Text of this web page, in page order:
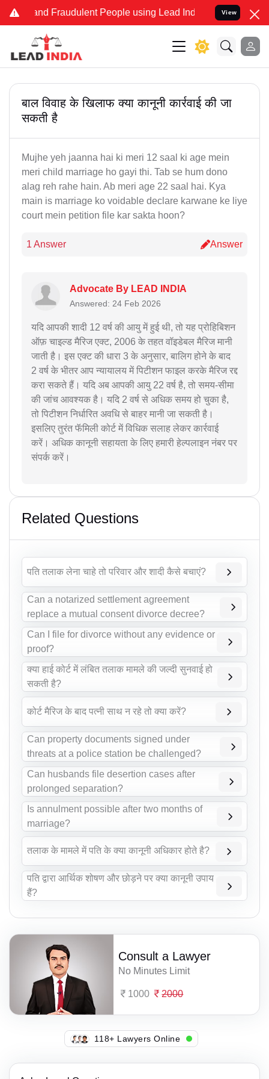
and Fraudulent People using Lead India name to Resolve
View
बाल विवाह के खिलाफ क्या कानूनी कार्रवाई की जा
सकती है
Mujhe yeh jaanna hai ki meri 12 saal ki age mein
meri child marriage ho gayi thi. Tab se hum dono
alag reh rahe hain. Ab meri age 22 saal hai. Kya
main is marriage ko voidable declare karwane ke liye
court mein petition file kar sakta hoon?
1 Answer Answer
Advocate By LEAD INDIA
Answered: 24 Feb 2026
यदि आपकी शादी 12 वर्ष की आयु में हुई थी, तो यह प्रोहिबिशन
ऑफ़ चाइल्ड मैरिज एक्ट, 2006 के तहत वॉइडेबल मैरिज मानी
जाती है। इस एक्ट की धारा 3 के अनुसार, बालिग होने के बाद
2 वर्ष के भीतर आप न्यायालय में पिटीशन फाइल करके मैरिज रद्द
करा सकते हैं। यदि अब आपकी आयु 22 वर्ष है, तो समय-सीमा
की जांच आवश्यक है। यदि 2 वर्ष से अधिक समय हो चुका है,
तो पिटीशन निर्धारित अवधि से बाहर मानी जा सकती है।
इसलिए तुरंत फॅमिली कोर्ट में विधिक सलाह लेकर कार्रवाई
करें। अधिक कानूनी सहायता के लिए हमारी हेल्पलाइन नंबर पर
संपर्क करें।
Related Questions
पति तलाक लेना चाहे तो परिवार और शादी कैसे बचाएं?
Can a notarized settlement agreement
replace a mutual consent divorce decree?
Can I file for divorce without any evidence or
proof?
क्या हाई कोर्ट में लंबित तलाक मामले की जल्दी सुनवाई हो
सकती है?
कोर्ट मैरिज के बाद पत्नी साथ न रहे तो क्या करें?
Can property documents signed under
threats at a police station be challenged?
Can husbands file desertion cases after
prolonged separation?
Is annulment possible after two months of
marriage?
तलाक के मामले में पति के क्या कानूनी अधिकार होते है?
पति द्वारा आर्थिक शोषण और छोड़ने पर क्या कानूनी उपाय
हैं?
Consult a Lawyer
No Minutes Limit
1000 2000
116+ Lawyers Online